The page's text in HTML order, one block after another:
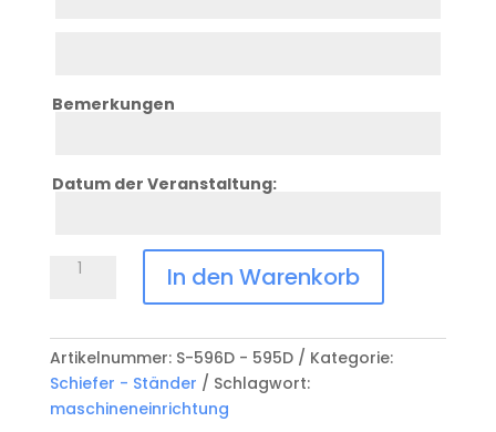
Bemerkungen
Bemerkung
Datum der Veranstaltung:
Hornusser-
geschliffen
mit
UV-
Druck
In den Warenkorb
Artikelnummer: S-596D - 595D
Kategorie:
Schiefer - Ständer
Schlagwort:
maschineneinrichtung